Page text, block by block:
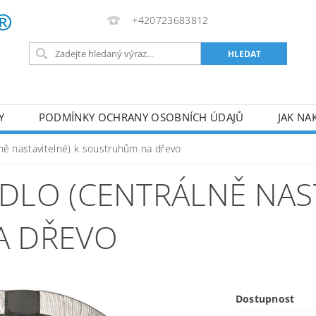
+420723683812
PODMÍNKY OCHRANY OSOBNÍCH ÚDAJŮ JAK
AKUMULÁTOROVÉ NÁŘADÍ
RUČNÍ NÁŘADÍ AKU NÁŘADÍ STAVEBNÍ
nastavitelné) k soustruhům na dřevo
(CENTRÁLNĚ
DŘEVO
Dostupnost